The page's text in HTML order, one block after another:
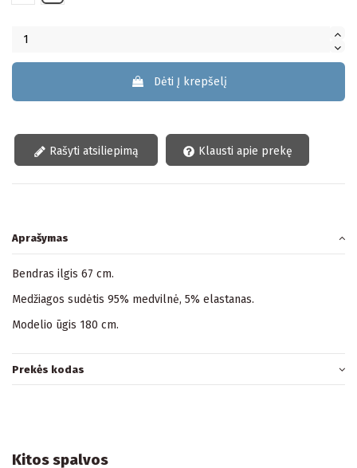
Dėti Į krepšelį
Rašyti atsiliepimą Klausti apie prekę
Aprašymas
Bendras ilgis 67 cm.
Medžiagos sudėtis 95% medvilnė, 5% elastanas.
Modelio ūgis 180 cm.
Prekės kodas
Kitos spalvos